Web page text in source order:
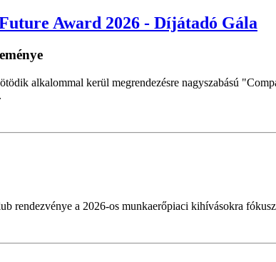
Award 2026 - Díjátadó Gála
alkalommal kerül megrendezésre nagyszabású
rendezvénye a 2026-os munkaerőpiaci kihívásokra